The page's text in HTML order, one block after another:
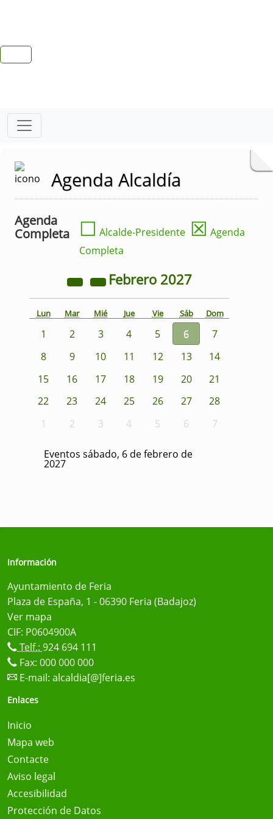
Agenda Alcaldía
Agenda
Completa
☐ Alcalde-Presidente ☒ Agenda
Completa
Febrero 2027
Lun Mar Mié Jue Vie Sáb Dom
1 2 3 4 5 6
7
8
9 10 11 12 13
14
15
16 17 18 19 20
21
22
23 24 25 26 27
28
1
2 3 4 5 6 7
Eventos sábado, 6 de febrero de
2027
Información
Ayuntamiento de Feria
Plaza de España, 1 - 06390 Feria (Badajoz)
Ver mapa
CIF: P0604900A
Telf.: 924 694 111
Fax: 000 000 000
E-mail: alcaldia[@]feria.es
Enlaces
Inicio
Mapa web
Contacte
Aviso legal
Accesibilidad
Protección de Datos